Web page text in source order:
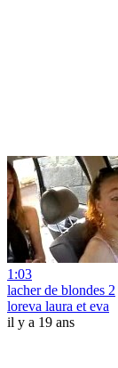
1:03
lacher de blondes 2
loreva laura et eva
il y a 19 ans